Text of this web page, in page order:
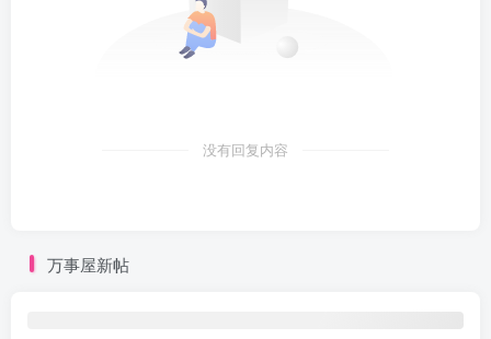
没有回复内容
万事屋新帖